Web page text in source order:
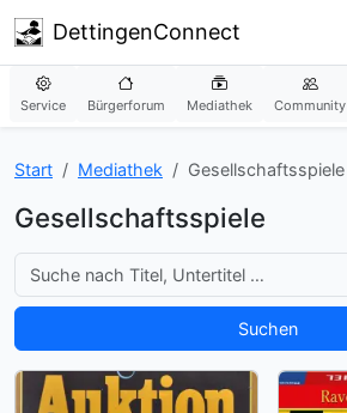
DettingenConnect
Service Bürgerforum Mediathek Community
Start Mediathek Gesellschaftsspiele
Gesellschaftsspiele
Suche
Suchen